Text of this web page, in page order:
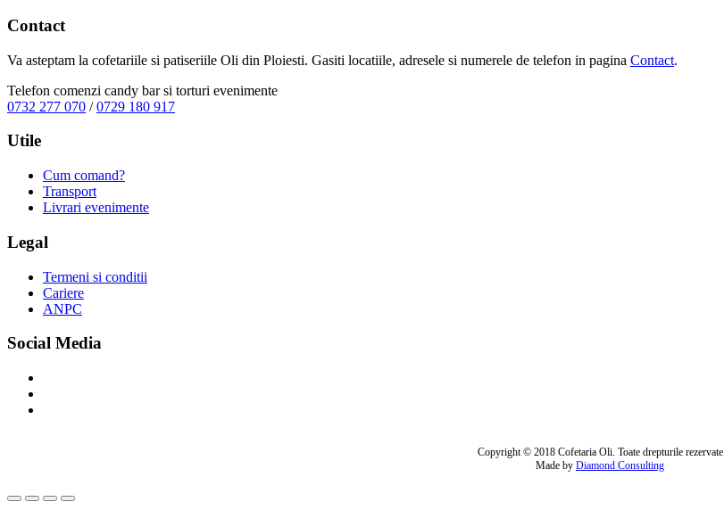
Contact
Va asteptam la cofetariile si patiseriile Oli din Ploiesti. Gasiti locatiile, adresele si numerele de telefon in pagina Contact.
Telefon comenzi candy bar si torturi evenimente
0732 277 070 /0729 180 917
Utile
Cum comand?
Transport
Livrari evenimente
Legal
Termeni si conditii
Cariere
ANPC
Social Media
Copyright © 2018 Cofetaria Oli. Toate drepturile rezervate
Made by Diamond Consulting